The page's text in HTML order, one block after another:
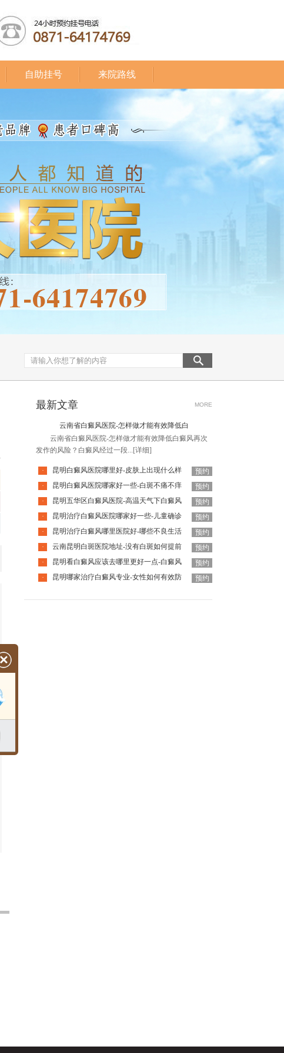
自助挂号 来院路线
最新文章 MORE
云南省白癜风医院-怎样做才能有效降低白
云南省白癜风医院-怎样做才能有效降低白癜风再次
发作的风险？白癜风经过一段... [详细]
· 昆明白癜风医院哪里好-皮肤上出现什么样
预约
·
昆明白癜风医院哪家好一些-白斑不痛不痒
预约
·
昆明五华区白癜风医院-高温天气下白癜风
预约
·
昆明治疗白癜风医院哪家好一些-儿童确诊
预约
·
昆明治疗白癜风哪里医院好-哪些不良生活
预约
·
云南昆明白斑医院地址-没有白斑如何提前
预约
·
昆明看白癜风应该去哪里更好一点-白癜风
预约
·
昆明哪家治疗白癜风专业-女性如何有效防 预约